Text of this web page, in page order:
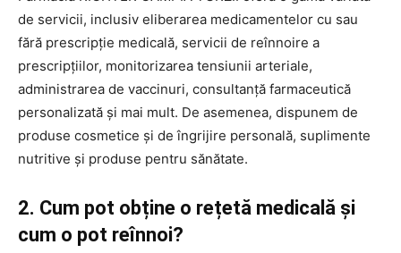
de servicii, inclusiv eliberarea medicamentelor cu sau
fără prescripție medicală, servicii de reînnoire a
prescripțiilor, monitorizarea tensiunii arteriale,
administrarea de vaccinuri, consultanță farmaceutică
personalizată și mai mult. De asemenea, dispunem de
produse cosmetice și de îngrijire personală, suplimente
nutritive și produse pentru sănătate.
2. Cum pot obține o rețetă medicală și
cum o pot reînnoi?